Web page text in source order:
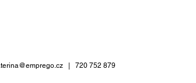
| 720 752 879